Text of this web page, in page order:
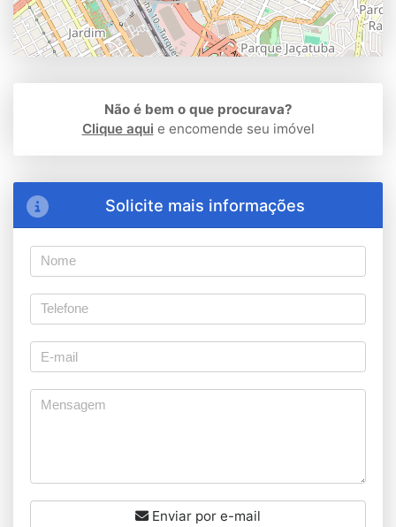
Não é bem o que procurava?
Clique aqui e encomende seu imóvel
Solicite mais informações
Enviar por e-mail